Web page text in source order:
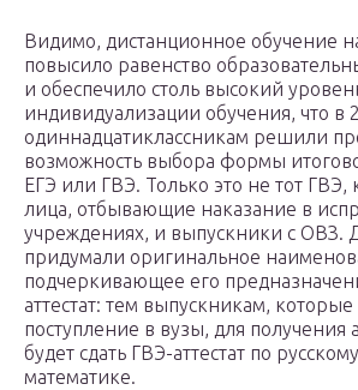
Видимо, дистанционное обучение
повысило равенство
и обеспечило столь высокий
индивидуализации обучения, что в
одиннадцатиклассникам решили
возможность выбора формы
ЕГЭ или ГВЭ. Только это не тот ГВЭ,
лица, отбывающие наказание в
учреждениях, и выпускники с ОВЗ.
придумали оригинальное
подчеркивающее его
аттестат: тем выпускникам,
поступление в вузы, для получения
будет сдать ГВЭ-аттестат по
математике.